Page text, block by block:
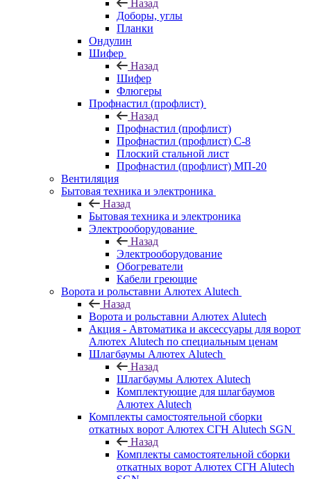
Назад
Доборы, углы
Планки
Ондулин
Шифер
Назад
Шифер
Флюгеры
Профнастил (профлист)
Назад
Профнастил (профлист)
Профнастил (профлист) С-8
Плоский стальной лист
Профнастил (профлист) МП-20
Вентиляция
Бытовая техника и электроника
Назад
Бытовая техника и электроника
Электрооборудование
Назад
Электрооборудование
Обогреватели
Кабели греющие
Ворота и рольставни Алютех Alutech
Назад
Ворота и рольставни Алютех Alutech
Акция - Автоматика и аксессуары для ворот
Алютех Alutech по специальным ценам
Шлагбаумы Алютех Alutech
Назад
Шлагбаумы Алютех Alutech
Комплектующие для шлагбаумов
Алютех Alutech
Комплекты самостоятельной сборки
откатных ворот Алютех СГН Alutech SGN
Назад
Комплекты самостоятельной сборки
откатных ворот Алютех СГН Alutech